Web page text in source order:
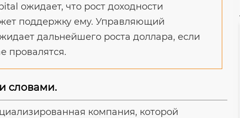
ожидает, что рост доходности
поддержку ему. Управляющий
дальнейшего роста доллара, если
провалятся.
словами.
компания, которой